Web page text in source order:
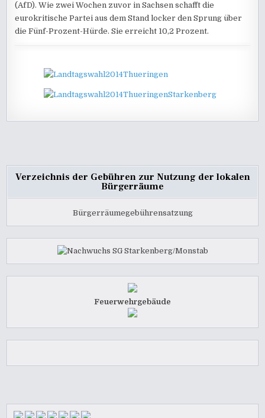
(AfD). Wie zwei Wochen zuvor in Sachsen schafft die
eurokritische Partei aus dem Stand locker den Sprung über
die Fünf-Prozent-Hürde. Sie erreicht 10,2 Prozent.
Verzeichnis der Gebühren zur Nutzung der lokalen
Bürgerräume
Bürgerräumegebührensatzung
Feuerwehrgebäude